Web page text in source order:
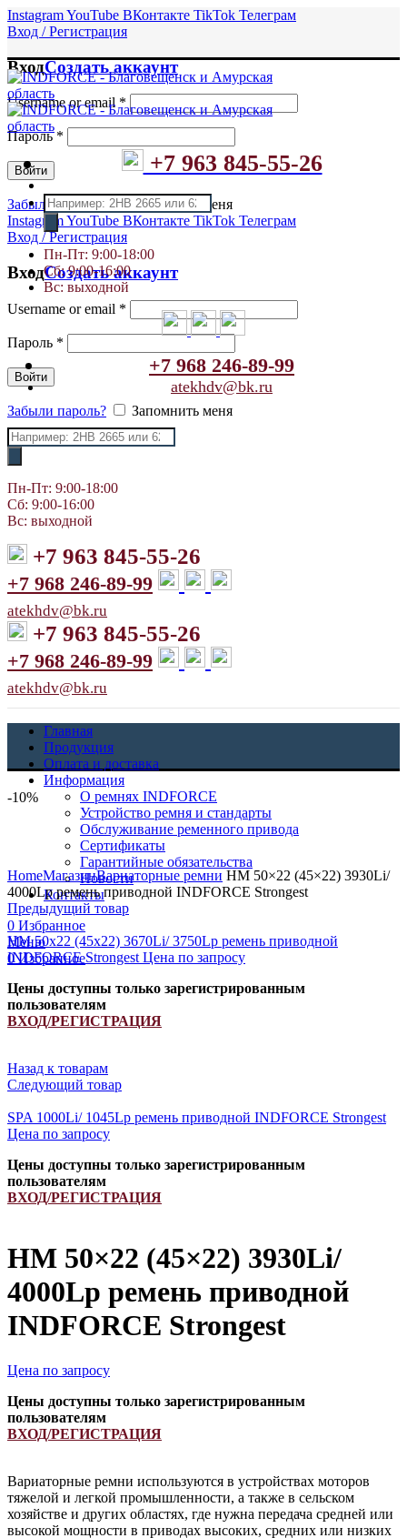
InstagramYouTube ВКонтакте TikTok Телеграм
Вход / Регистрация
ВходСоздать аккаунт
Username or email *
Пароль*
Войти
Забыли пароль?
Запомнить меня
InstagramYouTube ВКонтакте TikTok Телеграм
Вход / Регистрация
ВходСоздать аккаунт
Username or email *
Пароль *
Войти
Забыли пароль? Запомнить меня
+7 963 845-55-26
Поиск
товаров
Пн-Пт: 9:00-18:00
Сб: 9:00-16:00
Вс: выходной
+7 968 246-89-99
atekhdv@bk.ru
Поиск
товаров
Пн-Пт: 9:00-18:00
Сб: 9:00-16:00
Вс: выходной
+7 963 845-55-26
+7 968 246-89-99
atekhdv@bk.ru
+7 963 845-55-26
+7 968 246-89-99
atekhdv@bk.ru
Главная
Продукция
Оплата и доставка
Информация
О ремнях INDFORCE
Устройство ремня и стандарты
Обслуживание ременного привода
Сертификаты
Гарантийные обязательства
Новости
Контакты
0 Избранное
Меню
0Избранное
-10%
Увеличить
HomeМагазинВариаторные ремни HM 50×22 (45×22) 3930Li/
4000Lp ремень приводной INDFORCE Strongest
Предыдущий товар
HM 50x22 (45x22) 3670Li/ 3750Lp ремень приводной
INDFORCE Strongest Цена по запросу
Цены доступны только зарегистрированным
пользователям
ВХОД/РЕГИСТРАЦИЯ
Назад к товарам
Следующий товар
SPA 1000Li/ 1045Lp ремень приводной INDFORCE Strongest
Цена по запросу
Цены доступны только зарегистрированным
пользователям
ВХОД/РЕГИСТРАЦИЯ
HM 50×22 (45×22) 3930Li/
4000Lp ремень приводной
INDFORCE Strongest
Цена по запросу
Цены доступны только зарегистрированным
пользователям
ВХОД/РЕГИСТРАЦИЯ
Вариаторные ремни используются в устройствах моторов
тяжелой и легкой промышленности, а также в сельском
хозяйстве и других областях, где нужна передача средней или
высокой мощности в приводах высоких, средних или низких